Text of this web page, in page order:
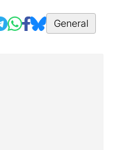
General